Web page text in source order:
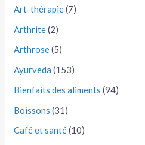
Art-thérapie(7)
Arthrite(2)
Arthrose(5)
Ayurveda (153)
Bienfaits des aliments (94)
Boissons (31)
Café et santé(10)